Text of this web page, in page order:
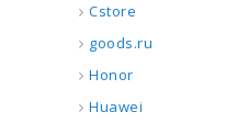
Cstore
goods.ru
Honor
Huawei